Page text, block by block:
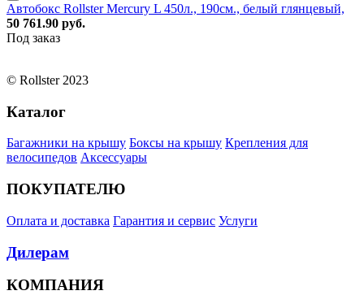
Автобокс Rollster Mercury L 450л., 190см., белый глянцевый,
50 761.90 руб.
Под заказ
© Rollster 2023
Каталог
Багажники на крышу Боксы на крышу Крепления для
велосипедов Аксессуары
ПОКУПАТЕЛЮ
Оплата и доставка Гарантия и сервис Услуги
Дилерам
КОМПАНИЯ